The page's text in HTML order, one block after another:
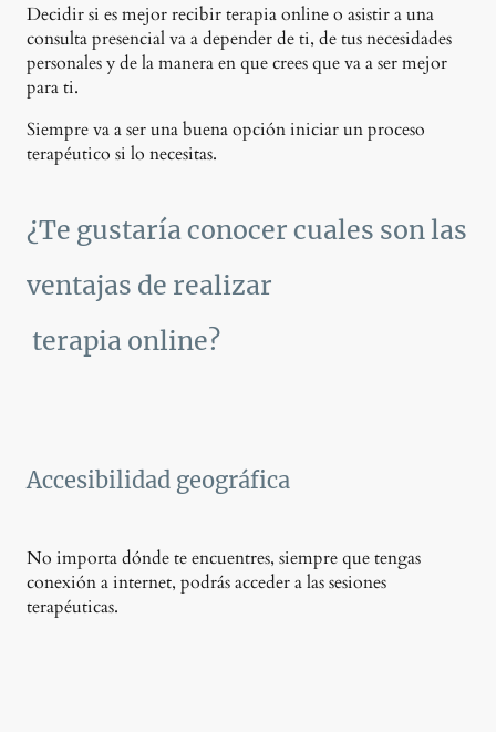
Decidir si es mejor recibir terapia online o asistir a una
consulta presencial va a depender de ti, de tus necesidades
personales y de la manera en que crees que va a ser mejor
para ti.
Siempre va a ser una buena opción iniciar un proceso
terapéutico si lo necesitas.
¿Te gustaría conocer cuales son las
ventajas de realizar
terapia online?
Accesibilidad geográfica
No importa dónde te encuentres, siempre que tengas
conexión a internet, podrás acceder a las sesiones
terapéuticas.